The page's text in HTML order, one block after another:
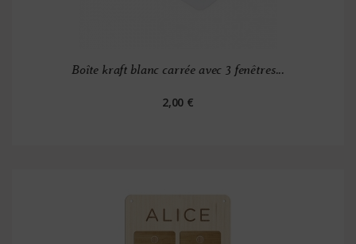
Boîte kraft blanc carrée avec 3 fenêtres...
2,00 €